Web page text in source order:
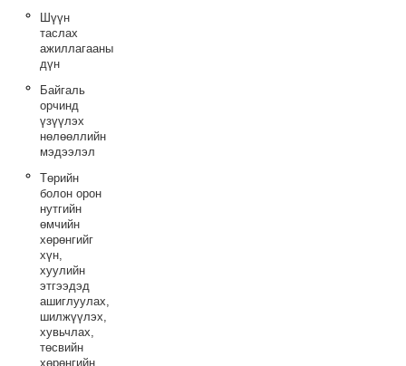
Шүүн
таслах
ажиллагааны
дүн
Байгаль
орчинд
үзүүлэх
нөлөөллийн
мэдээлэл
Төрийн
болон орон
нутгийн
өмчийн
хөрөнгийг
хүн,
хуулийн
этгээдэд
ашиглуулах,
шилжүүлэх,
хувьчлах,
төсвийн
хөрөнгийн